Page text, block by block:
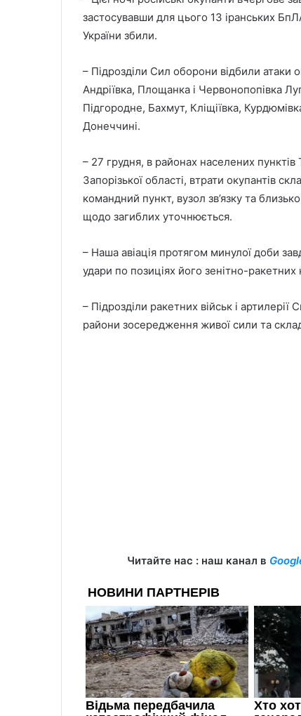
застосувавши для цього 13 іранських
України збили.
– Підрозділи Сил оборони відбили атаки
Андріївка, Площанка і Червонопопівка
Підгородне, Бахмут, Кліщіївка,
Донеччині.
– 27 грудня, в районах населених
Запорізької області, втрати окупантів
командний пункт, вузол зв’язку та
щодо загиблих уточнюється.
– Наша авіація протягом минулої доби
удари по позиціях його зенітно-ракетних
– Підрозділи ракетних військ і
райони зосередження живої сили та
Читайте нас : наш канал в